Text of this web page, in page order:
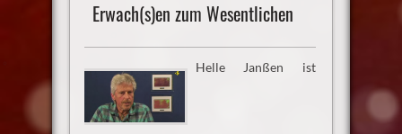
Erwach(s)en zum Wesentlichen
Helle Janßen ist